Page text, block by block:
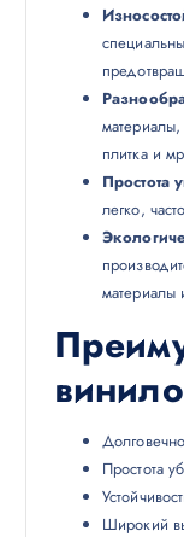
плитка и
Простота
легко,
материалы
Простота
Широкий